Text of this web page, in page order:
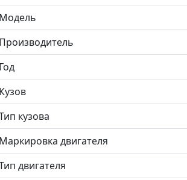
Модель
Производитель
Год
Кузов
кузова
Маркировка двигателя
двигателя